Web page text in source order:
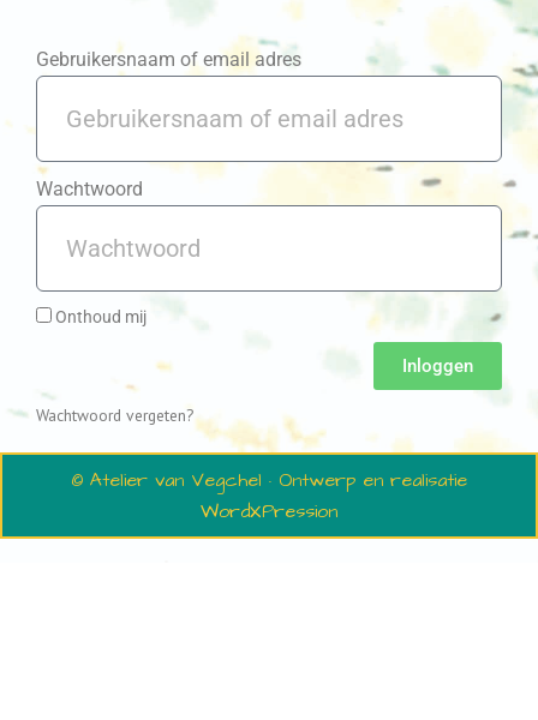
Gebruikersnaam of email adres
Wachtwoord
Onthoud mij
Inloggen
Wachtwoord vergeten?
© Atelier van Vegchel · Ontwerp en realisatie
WordXPression